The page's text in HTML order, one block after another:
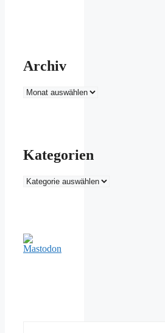
Archiv
Archiv
Kategorien
Kategorien